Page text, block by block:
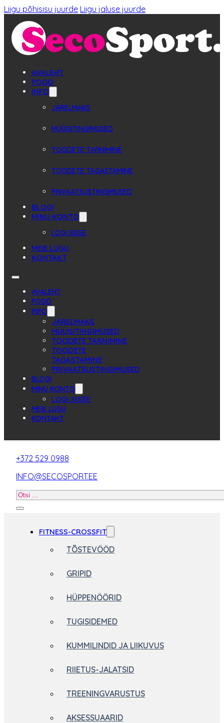
Liigu põhisisu juurde Liigu jaluse juurde
AVALEHT
POOD
INFO
JÄRELMAKS
MÜÜGITINGIMUSED
TOODETE TARNIMINE
TOODETE TAGASTAMINE
PRIVAATSUSTINGIMUSED
BLOGI
MINU KONTO
LOGI SISSE
MEIE LUGU
KONTAKT
AVALEHT
POOD
INFO
JÄRELMAKS
MÜÜGITINGIMUSED
TOODETE TARNIMINE
TOODETE
TAGASTAMINE
PRIVAATSUSTINGIMUSED
BLOGI
MINU KONTO
LOGI SISSE
MEIE LUGU
KONTAKT
+372 529 0988
INFO@SECOSPORT.EE
Otsi
FITNESS-CROSSFIT
TÕSTEVÖÖD
GRIPID
HÜPPENÖÖRID
TUGISIDEMED
KUMMILINDID JA LIIKUVUS
RIIETUS-JALATSID
TREENINGVARUSTUS
AKSESSUAARID